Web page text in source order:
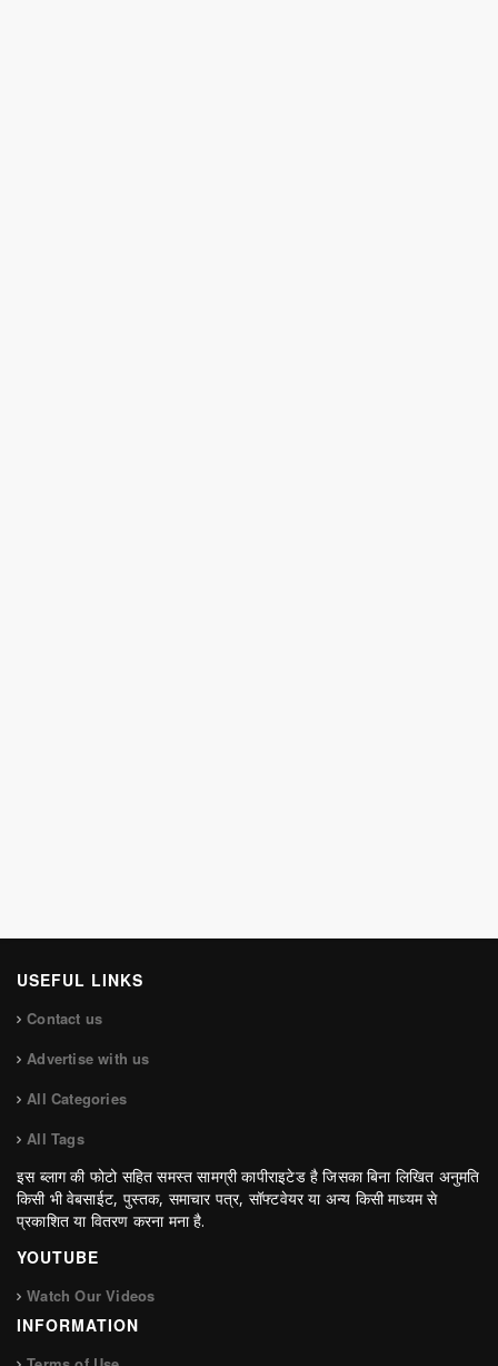
USEFUL LINKS
Contact us
Advertise with us
All Categories
All Tags
इस ब्लाग की फोटो सहित समस्त सामग्री कापीराइटेड है जिसका बिना लिखित अनुमति
किसी भी वेबसाईट, पुस्तक, समाचार पत्र, सॉफ्टवेयर या अन्य किसी माध्यम से
प्रकाशित या वितरण करना मना है.
YOUTUBE
Watch Our Videos
INFORMATION